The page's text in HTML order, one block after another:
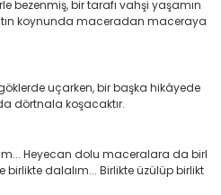
bezenmiş, bir tarafı vahşi yaşamın
koynunda maceradan maceraya
uçarken, bir başka hikâyede
dörtnala koşacaktır.
Heyecan dolu maceralara da birl
birlikte dalalım... Birlikte üzülüp birlikt